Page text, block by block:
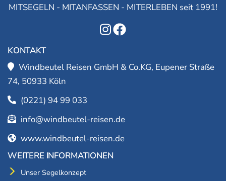
MITSEGELN - MITANFASSEN - MITERLEBEN seit 1991!
KONTAKT
Windbeutel Reisen GmbH & Co.KG, Eupener Straße
74, 50933 Köln
(0221) 94 99 033
info@windbeutel-reisen.de
www.windbeutel-reisen.de
WEITERE INFORMATIONEN
Unser Segelkonzept